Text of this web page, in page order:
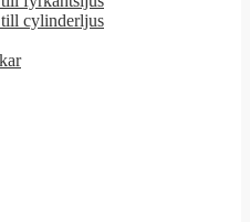
cylinderljus